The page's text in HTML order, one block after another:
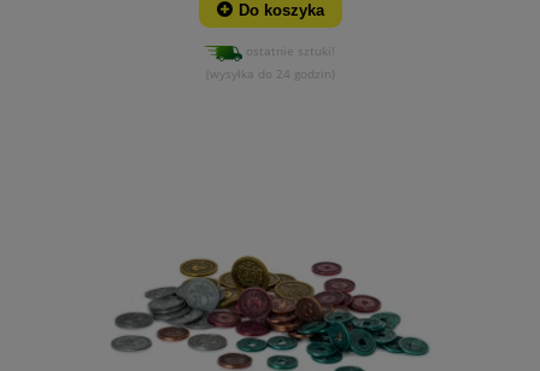
Do koszyka
ostatnie sztuki!
(wysyłka do 24 godzin)